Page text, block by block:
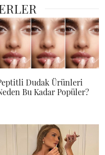
Dudak Ürünleri
Bu Kadar Popüler?